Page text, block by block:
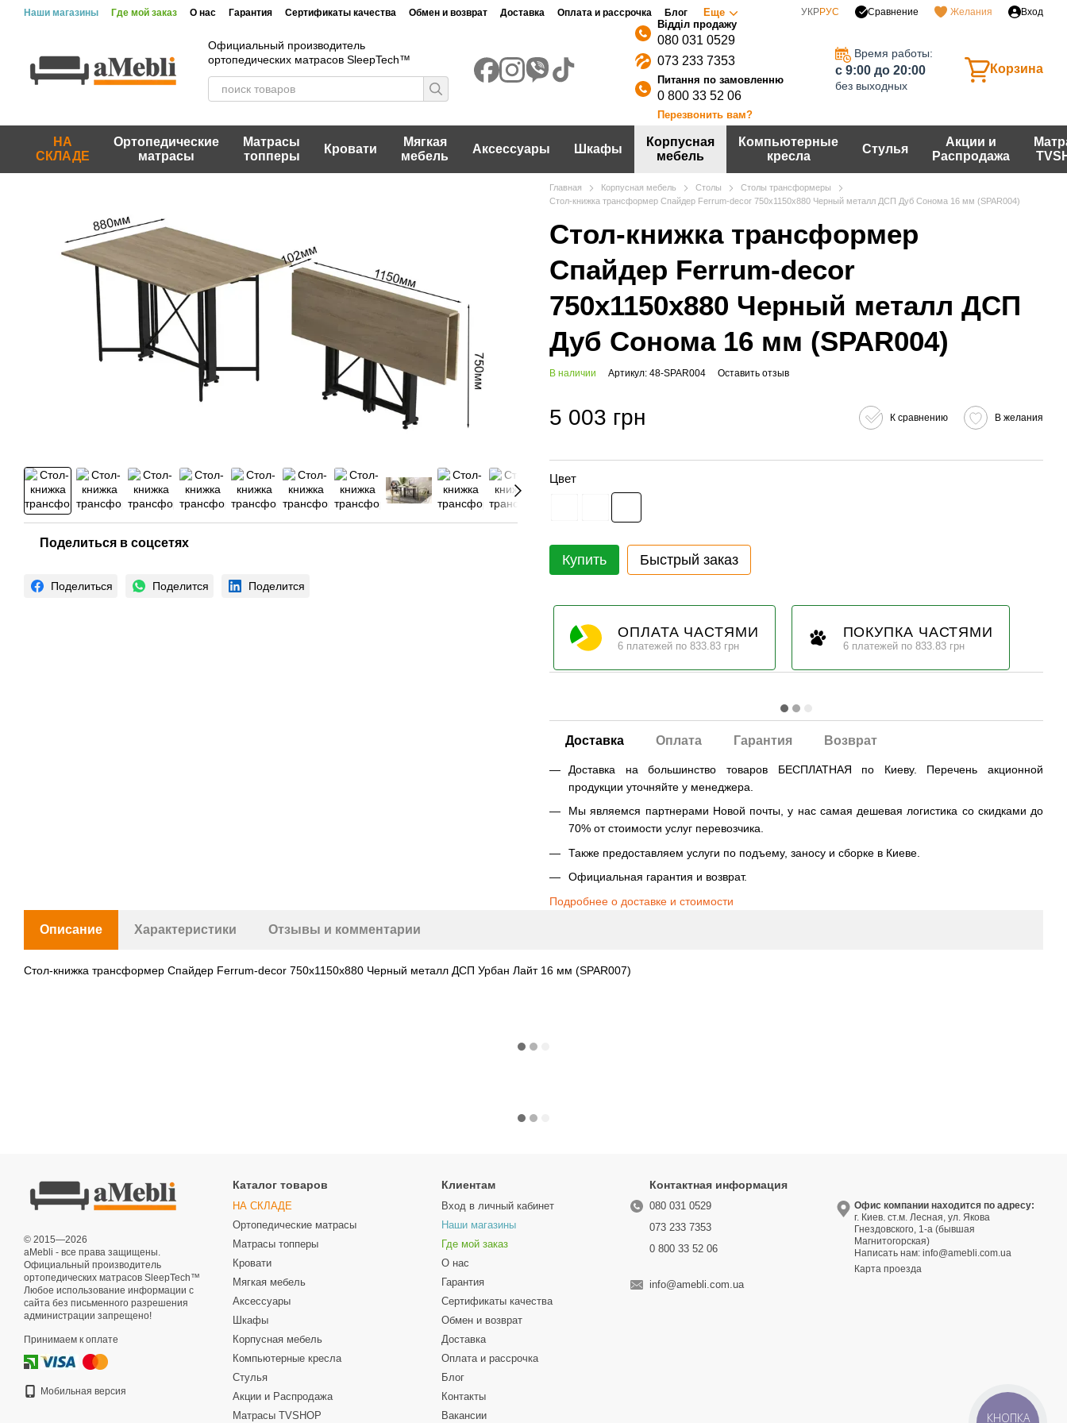
Перейти к основному контенту
Наши магазины Где мой заказ О нас Гарантия Сертификаты качества Обмен и возврат Доставка Оплата и рассрочка Блог Еще УКРРУС Сравнение Желания Вход
Официальный производитель
ортопедических матрасов SleepTech™
080 031 0529
073 233 7353
0 800 33 52 06
Перезвонить вам?
Время работы:
c 9:00 до 20:00
без выходных
Корзина
НА
СКЛАДЕ
Ортопедические
матрасы
Матрасы
топперы
Кровати
Мягкая
мебель
Аксессуары Шкафы
Корпусная
мебель
Компьютерные
кресла
Стулья
Акции и
Распродажа
Поделиться в соцсетях
Поделиться Поделится Поделится
Главная Корпусная мебель Столы
Столы трансформеры
Стол-книжка трансформер Спайдер Ferrum-decor 750x1150x880 Черный металл ДСП Дуб Сонома 16 мм (SPAR004)
Стол-книжка трансформер
Спайдер Ferrum-decor
750x1150x880 Черный металл ДСП
Дуб Сонома 16 мм (SPAR004)
В наличии Артикул: 48-SPAR004 Оставить отзыв
5 003 грн К сравнению В желания
Цвет
Купить Быстрый заказ
ОПЛАТА ЧАСТЯМИ
6 платежей по 833.83 грн
ПОКУПКА ЧАСТЯМИ
6 платежей по 833.83 грн
Доставка Оплата Гарантия Возврат
Доставка на большинство товаров БЕСПЛАТНАЯ по Киеву. Перечень акционной
продукции уточняйте у менеджера.
Мы являемся партнерами Новой почты, у нас самая дешевая логистика со скидками до
70% от стоимости услуг перевозчика.
Также предоставляем услуги по подъему, заносу и сборке в Киеве.
Официальная гарантия и возврат.
Подробнее о доставке и стоимости
Описание Характеристики Отзывы и комментарии
Стол-книжка трансформер Спайдер Ferrum-decor 750x1150x880 Черный металл ДСП Урбан Лайт 16 мм (SPAR007)
© 2015—2026
aMebli - все права защищены.
Официальный производитель
ортопедических матрасов SleepTech™
Любое использование информации с
сайта без письменного разрешения
администрации запрещено!
Принимаем к оплате
Мобильная версия
Каталог товаров
НА СКЛАДЕ
Ортопедические матрасы
Матрасы топперы
Кровати
Мягкая мебель
Аксессуары
Шкафы
Корпусная мебель
Компьютерные кресла
Стулья
Акции и Распродажа
Матрасы TVSHOP
Клиентам
Вход в личный кабинет
Наши магазины
Где мой заказ
О нас
Гарантия
Сертификаты качества
Обмен и возврат
Доставка
Оплата и рассрочка
Блог
Контакты
Вакансии
Контактная информация
080 031 0529
073 233 7353
0 800 33 52 06
info@amebli.com.ua
Офис компании находится по адресу:
г. Киев. ст.м. Лесная, ул. Якова
Гнездовского, 1-а (бывшая
Магнитогорская)
Написать нам:info@amebli.com.ua
Карта проезда
КНОПКА